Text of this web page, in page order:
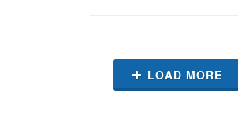
LOAD MORE